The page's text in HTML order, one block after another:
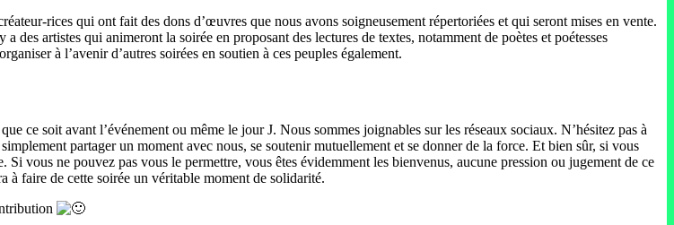
rices qui ont fait des dons d’œuvres que nous avons soigneusement répertoriées et qui seront mises en vente.
artistes qui animeront la soirée en proposant des lectures de textes, notamment de poètes et poétesses
à l’avenir d’autres soirées en soutien à ces peuples également.
ce soit avant l’événement ou même le jour J. Nous sommes joignables sur les réseaux sociaux. N’hésitez pas à
partager un moment avec nous, se soutenir mutuellement et se donner de la force. Et bien sûr, si vous
vous ne pouvez pas vous le permettre, vous êtes évidemment les bienvenus, aucune pression ou jugement de ce
faire de cette soirée un véritable moment de solidarité.